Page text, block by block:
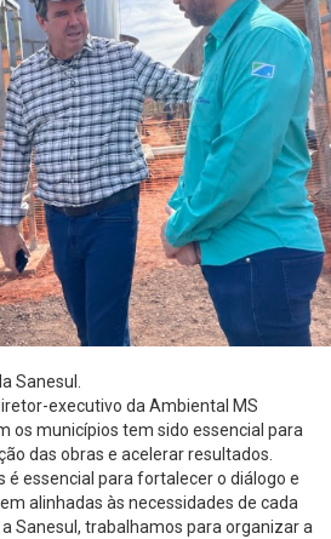
Sanesul.
executivo da Ambiental MS
os municípios tem sido essencial para
das obras e acelerar resultados.
é essencial para fortalecer o diálogo e
alinhadas às necessidades de cada
Sanesul, trabalhamos para organizar a